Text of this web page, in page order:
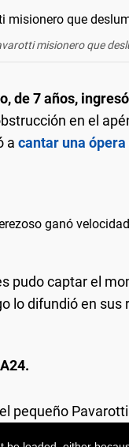
misionero que
de 7 años,
en el
a cantar una ópera
ganó
pudo captar el
lo difundió en
pequeño